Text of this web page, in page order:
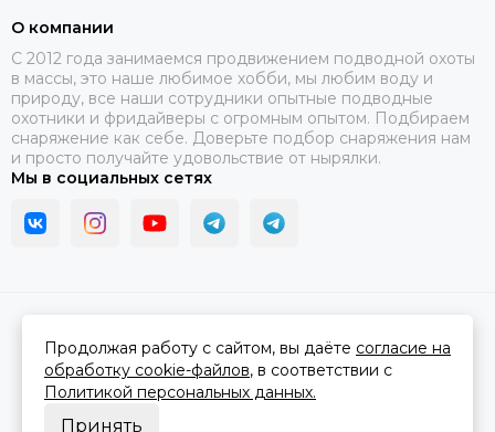
О компании
C 2012 года занимаемся продвижением подводной охоты
в массы, это наше любимое хобби, мы любим воду и
природу, все наши сотрудники опытные подводные
охотники и фридайверы с огромным опытом. Подбираем
снаряжение как себе. Доверьте подбор снаряжения нам
и просто получайте удовольствие от нырялки.
Мы в социальных сетях
Сделано вMOSK.STUDIOдля платформыInSales
Продолжая работу с сайтом, вы даёте согласие на
обработку cookie-файлов, в соответствии с
Политикой персональных данных.
Принять